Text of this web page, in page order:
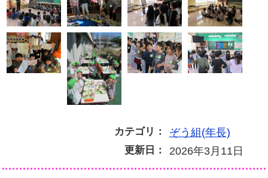
カテゴリ： ぞう組(年長)
更新日： 2026年3月11日